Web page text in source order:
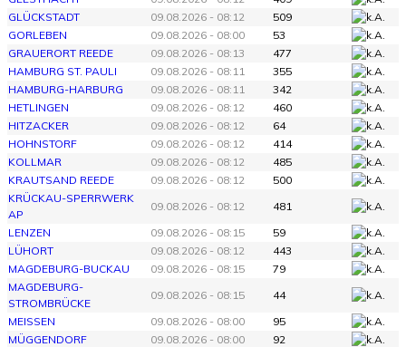
GLÜCKSTADT
09.08.2026 - 08:12
509
GORLEBEN
09.08.2026 - 08:00
53
GRAUERORT REEDE
09.08.2026 - 08:13
477
HAMBURG ST. PAULI
09.08.2026 - 08:11
355
HAMBURG-HARBURG
09.08.2026 - 08:11
342
HETLINGEN
09.08.2026 - 08:12
460
HITZACKER
09.08.2026 - 08:12
64
HOHNSTORF
09.08.2026 - 08:12
414
KOLLMAR
09.08.2026 - 08:12
485
KRAUTSAND REEDE
09.08.2026 - 08:12
500
KRÜCKAU-SPERRWERK
AP
09.08.2026 - 08:12
481
LENZEN
09.08.2026 - 08:15
59
LÜHORT
09.08.2026 - 08:12
443
MAGDEBURG-BUCKAU
09.08.2026 - 08:15
79
MAGDEBURG-
STROMBRÜCKE
09.08.2026 - 08:15
44
MEISSEN
09.08.2026 - 08:00
95
MÜGGENDORF
09.08.2026 - 08:00
92